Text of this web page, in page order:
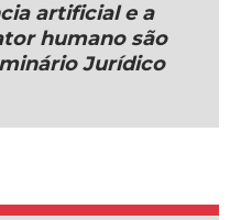
artificial e a
humano são
Jurídico